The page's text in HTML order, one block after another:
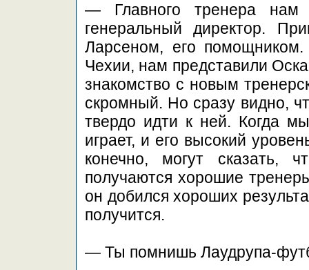
— Главного тренера нам
генеральный директор.
Ларсеном, его
Чехии, нам представили
знакомство с новым
скромный. Но сразу видно,
твердо идти к ней. Когда
играет, и его высокий
конечно, могут сказать,
получаются хорошие
он добился хороших
получится.
— Ты помнишь Лаудрупа-